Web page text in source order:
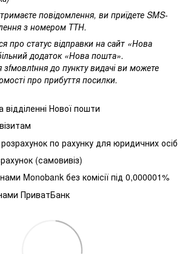
повідомлення, ви приїдете SMS-
з номером ТТН.
про статус відправки на сайт «Нова
додаток «Нова пошта».
зfмовлtння до пункту видачі ви можете
про прибуття посилки.
відділенні Нової пошти
по рахунку для юридичних осіб
(самовивіз)
Monobank без комісії під 0,000001%
ПриватБанк